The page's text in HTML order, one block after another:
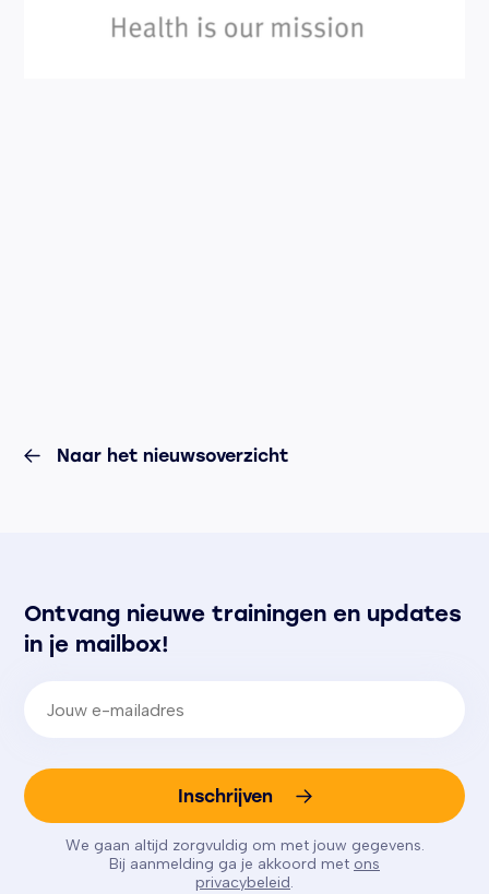
Naar het nieuwsoverzicht
Ontvang nieuwe trainingen en updates
in je mailbox!
Inschrijven
We gaan altijd zorgvuldig om met jouw gegevens.
Bij aanmelding ga je akkoord met ons
privacybeleid.